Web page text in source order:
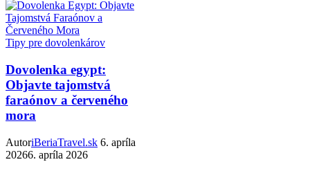
Tipy pre dovolenkárov
Dovolenka egypt:
Objavte tajomstvá
faraónov a červeného
mora
AutoriBeriaTravel.sk 6. apríla
20266. apríla 2026